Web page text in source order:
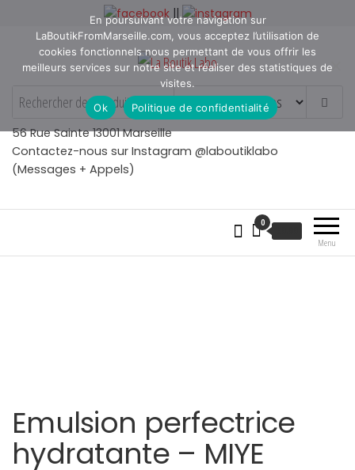
||
La Boutik Labo
La boutique de denicheur
de talents à Marseille en
Provence
56 Rue Sainte 13001 Marseille
Contactez-nous sur Instagram @laboutiklabo
(Messages + Appels)
Menu
0
Emulsion perfectrice
hydratante – MIYE
En poursuivant votre navigation sur
LaBoutikFromMarseille.com, vous acceptez l’utilisation de
cookies fonctionnels nous permettant de vous offrir les
meilleurs services sur notre site et réaliser des statistiques de
visites.
Ok
Politique de confidentialité